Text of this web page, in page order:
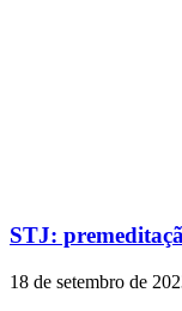
STJ:
18 de setembro de